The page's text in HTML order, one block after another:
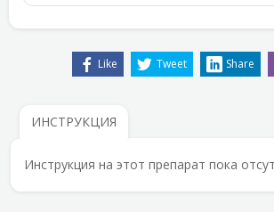
Like Tweet Share
ИНСТРУКЦИЯ
Инструкция на этот препарат пока